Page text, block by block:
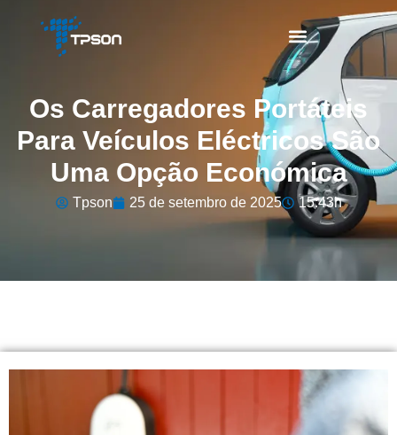
Os Carregadores Portáteis
Para Veículos Eléctricos São
Uma Opção Económica
Tpson 25 de setembro de 2025 15:43h